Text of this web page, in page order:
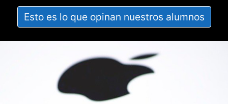
Esto es lo que opinan nuestros alumnos